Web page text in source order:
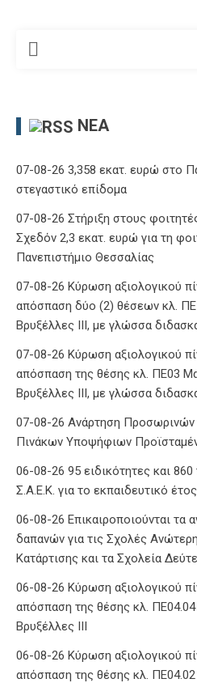
ΝΈΑ
07-08-26 3,358 εκατ. ευρώ στο
στεγαστικό επίδομα
07-08-26 Στήριξη στους
Σχεδόν 2,3 εκατ. ευρώ για τη
Πανεπιστήμιο Θεσσαλίας
07-08-26 Κύρωση αξιολογικού
απόσπαση δύο (2) θέσεων κλ.
Βρυξέλλες ΙΙΙ, με γλώσσα
07-08-26 Κύρωση αξιολογικού
απόσπαση της θέσης κλ. ΠΕ03
Βρυξέλλες ΙΙΙ, με γλώσσα
07-08-26 Ανάρτηση Προσωρινών
Πινάκων Υποψήφιων
06-08-26 95 ειδικότητες και
Σ.Α.Ε.Κ. για το εκπαιδευτικό
06-08-26 Επικαιροποιούνται τα
δαπανών για τις Σχολές
Κατάρτισης και τα Σχολεία
06-08-26 Κύρωση αξιολογικού
απόσπαση της θέσης κλ.
Βρυξέλλες ΙΙΙ
06-08-26 Κύρωση αξιολογικού
απόσπαση της θέσης κλ.